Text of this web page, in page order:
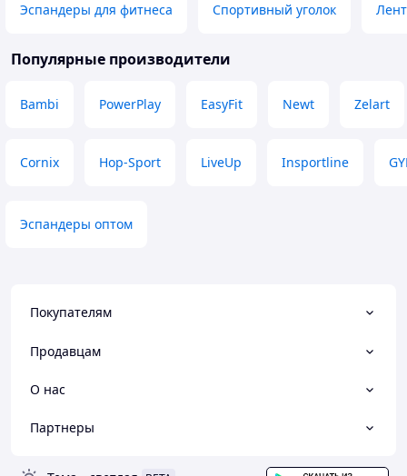
Эспандеры для фитнеса Спортивный уголок
Популярные производители
Bambi PowerPlay EasyFit Newt Zelart
Cornix Hop-Sport LiveUp Insportline
Эспандеры оптом
Покупателям
Продавцам
О нас
Партнеры